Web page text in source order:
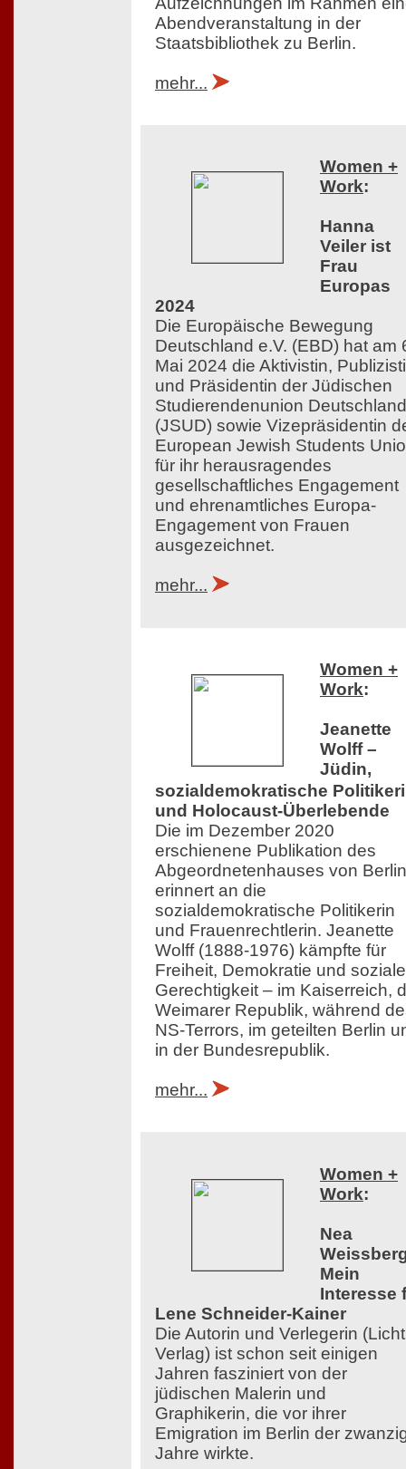
Abendveranstaltung in der
Staatsbibliothek zu Berlin.
mehr...
Women +
Work:
Hanna
Veiler ist
Frau
Europas
2024
Die Europäische Bewegung
Deutschland e.V. (EBD) hat am
Mai 2024 die Aktivistin,
und Präsidentin der Jüdischen
Studierendenunion
(JSUD) sowie Vizepräsidentin
European Jewish Students
für ihr herausragendes
gesellschaftliches Engagement
und ehrenamtliches Europa-
Engagement von Frauen
ausgezeichnet.
mehr...
Women +
Work:
Jeanette
Wolff –
Jüdin,
sozialdemokratische
und Holocaust-Überlebende
Die im Dezember 2020
erschienene Publikation des
Abgeordnetenhauses von Berlin
erinnert an die
sozialdemokratische Politikerin
und Frauenrechtlerin. Jeanette
Wolff (1888-1976) kämpfte für
Freiheit, Demokratie und soziale
Gerechtigkeit – im Kaiserreich,
Weimarer Republik, während
NS-Terrors, im geteilten Berlin
in der Bundesrepublik.
mehr...
Women +
Work:
Nea
Mein
Interesse
Lene Schneider-Kainer
Die Autorin und Verlegerin
Verlag) ist schon seit einigen
Jahren fasziniert von der
jüdischen Malerin und
Graphikerin, die vor ihrer
Emigration im Berlin der
Jahre wirkte.